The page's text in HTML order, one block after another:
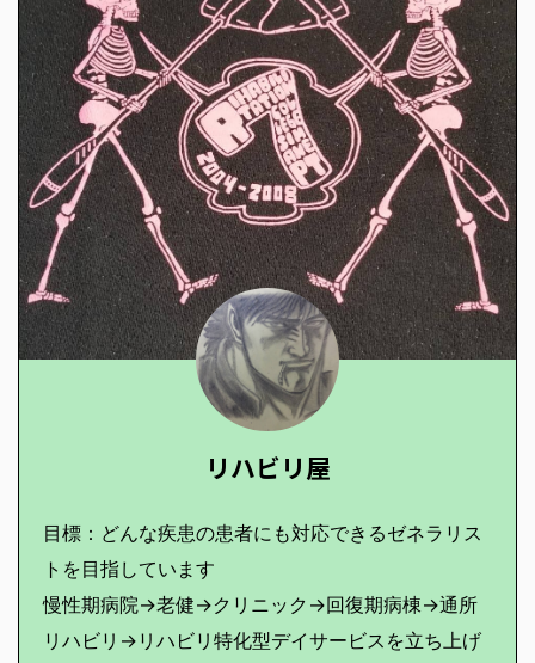
リハビリ屋
目標：どんな疾患の患者にも対応できるゼネラリス
トを目指しています
慢性期病院→老健→クリニック→回復期病棟→通所
リハビリ→リハビリ特化型デイサービスを立ち上げ